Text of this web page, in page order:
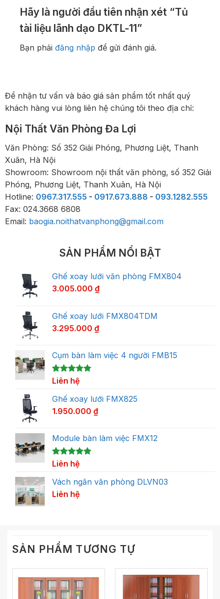
Hãy là người đầu tiên nhận xét “Tủ
tài liệu lãnh dạo DKTL-11”
Bạn phải đăng nhập để gửi đánh giá.
Để nhận tư vấn và báo giá sản phẩm tốt nhất quý
khách hàng vui lòng liên hệ chúng tôi theo địa chỉ:
Nội Thất Văn Phòng Đa Lợi
Văn Phòng: Số 352 Giải Phóng, Phương Liệt, Thanh
Xuân, Hà Nội
Showroom: Showroom nội thất văn phòng, số 352 Giải
Phóng, Phương Liệt, Thanh Xuân, Hà Nội
Hotline: 0967.317.555 - 0917.673.888 - 093.1282.555
Fax: 024.3668 6808
Email: baogia.noithatvanphong@gmail.com
SẢN PHẨM NỔI BẬT
Ghế xoay lưới văn phòng FMX804
3.005.000 ₫
Ghế xoay lưới FMX804TDM
3.295.000 ₫
Cụm bàn làm việc 4 người FMB15
5.00trên 5
dựa trên
1
đánh giá
Liên hệ
Ghế xoay lưới FMX825
1.950.000 ₫
Module bàn làm việc FMX12
5.00trên 5
dựa trên
1
đánh giá
Liên hệ
Vách ngăn văn phòng DLVN03
Liên hệ
SẢN PHẨM TƯƠNG TỰ